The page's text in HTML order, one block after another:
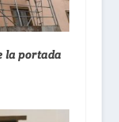
la portada